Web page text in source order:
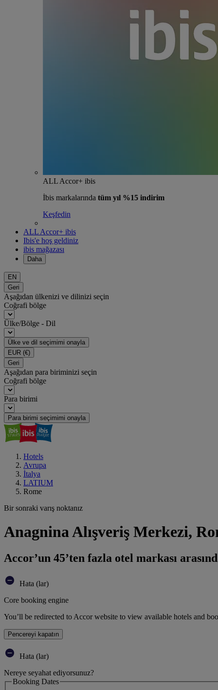
ALL Accor+ ibis
İbis markalarında tüm yıl %15 indirim
Keşfedin
ALL Accor+ ibis
Ibis'e hoş geldiniz
ibis mağazası
Daha
EN
Geri
Aşağıdan ülkenizi ve dilinizi seçin
Coğrafi bölge
Ülke/Bölge - Dil
Ülke ve dil seçimimi onayla
EUR (€)
Geri
Aşağıdan para biriminizi seçin
Coğrafi bölge
Para birimi
Para birimi seçimimi onayla
Hotels
Avrupa
İtalya
LATIUM
Rome
Bir sonraki varış noktanız
Anagnina Alışveriş Merkezi,
Accor’un 45’ten fazla otel markası
Hata (lar)
Core booking engine
You’ll be redirected to Accor website to view available hotels and
Pencereyi kapatın
Hata (lar)
Nereye seyahat ediyorsunuz?
Booking Dates